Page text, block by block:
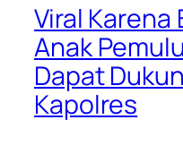
Viral Karena
Anak
Dapat
Kapolres